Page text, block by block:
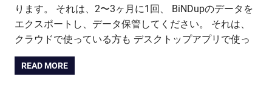
ります。 それは、2〜3ヶ月に1回、 BiNDupのデータを
エクスポートし、データ保管してください。 それは、
クラウドで使っている方も デスクトップアプリで使っ
READ MORE